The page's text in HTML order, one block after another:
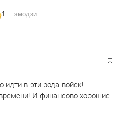
1 эмодзи
идти в эти рода войск!
И финансово хорошие